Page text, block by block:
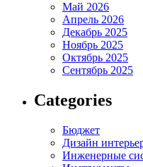
Май 2026
Апрель 2026
Декабрь 2025
Ноябрь 2025
Октябрь 2025
Сентябрь 2025
Categories
Бюджет
Дизайн
Инженерные